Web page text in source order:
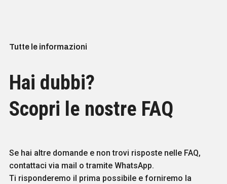
Tutte le informazioni
Hai dubbi?
Scopri le nostre FAQ
Se hai altre domande e non trovi risposte nelle FAQ,
contattaci via mail o tramite WhatsApp.
Ti risponderemo il prima possibile e forniremo la